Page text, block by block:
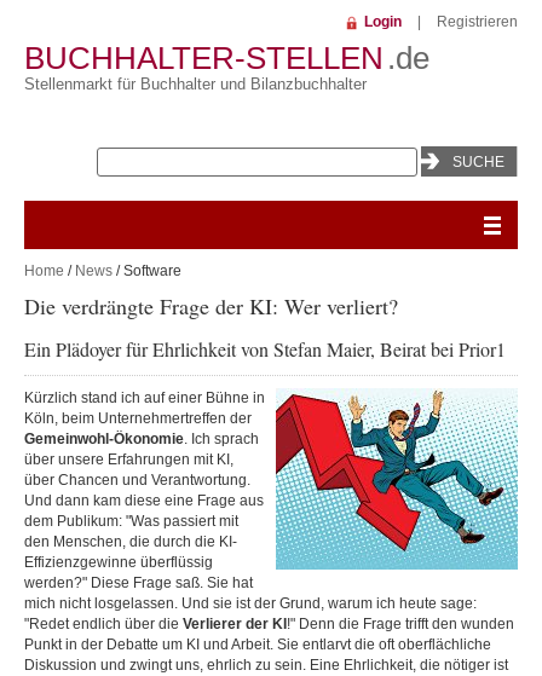
BUCHHALTER-STELLEN .de
Stellenmarkt für Buchhalter und Bilanzbuchhalter
Login Registrieren
Home / News / Software
Die verdrängte Frage der KI: Wer verliert?
Ein Plädoyer für Ehrlichkeit von Stefan Maier, Beirat bei Prior1
Kürzlich stand ich auf einer Bühne in
Köln, beim Unternehmertreffen der
Gemeinwohl-Ökonomie. Ich sprach
über unsere Erfahrungen mit KI,
über Chancen und Verantwortung.
Und dann kam diese eine Frage aus
dem Publikum: "Was passiert mit
den Menschen, die durch die KI-
Effizienzgewinne überflüssig
werden?" Diese Frage saß. Sie hat
mich nicht losgelassen. Und sie ist der Grund, warum ich heute sage:
"Redet endlich über die Verlierer der KI !" Denn die Frage trifft den wunden
Punkt in der Debatte um KI und Arbeit. Sie entlarvt die oft oberflächliche
Diskussion und zwingt uns, ehrlich zu sein. Eine Ehrlichkeit, die nötiger ist